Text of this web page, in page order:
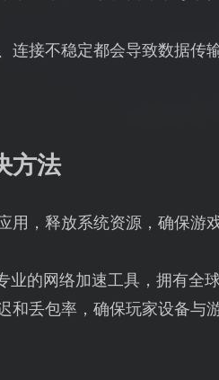
连接不稳定都会导致数据传
方法
用，释放系统资源，确保游
业的网络加速工具，拥有全
和丢包率，确保玩家设备与